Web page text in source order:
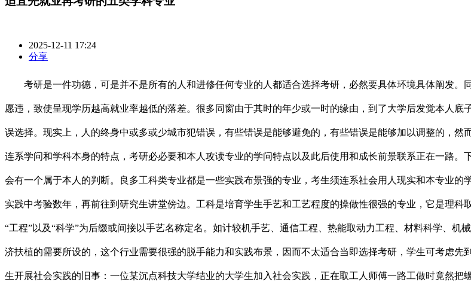
2025-12-11 17:24
分享
考研是一件功德，可是并不是所有的人和进修任何专业的人都适合选择考研，必然要具体环境具体阐发。
愿违，致使呈现学历越高就业率越低的落差。很多同窗由于其时的年少或一时的缘由，到了大学后发觉本人
误选择。现实上，人的终身中或多或少城市犯错误，有些错误是能够避免的，有些错误是能够加以调整的，
连系学问和学科本身的特点，考研必必要和本人攻读专业的学问特点以及此后使用和成长前景联系正在一路
会有一个属于本人的判断。良多工科类专业都是一些实践布景强的专业，考生须连系社会用人现实和本专业
实践中考验数年，再前往到研究生讲堂傍边。工科是培育学生手艺和工艺程度的操做性很强的专业，它是理科
“工程”以及“科学”为后缀或间接以手艺名称定名。如计较机手艺、通信工程、热能取动力工程、材料科学、
济扶植的需要所设的，这个行业需要很强的脱手能力和实践布景，因而不太适合当即选择考研，学生可考虑
生开展社会实践的旧事：一位某沉点科技大学结业的大学生加入社会实践，正在取工人师傅一路工做时竟然